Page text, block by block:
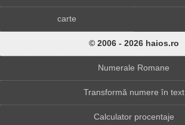
carte
© 2006 - 2026 haios.ro
Numerale Romane
Transformă numere în text
Calculator procentaje